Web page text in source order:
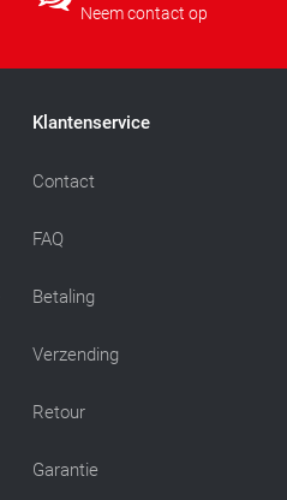
Neem contact op
Klantenservice
Contact
FAQ
Betaling
Verzending
Retour
Garantie